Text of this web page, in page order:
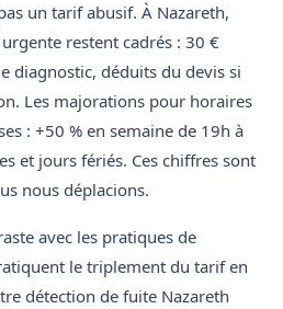
un tarif abusif. À Nazareth,
restent cadrés : 30 €
diagnostic, déduits du devis si
Les majorations pour horaires
: +50 % en semaine de 19h à
et jours fériés. Ces chiffres sont
nous déplacions.
avec les pratiques de
le triplement du tarif en
détection de fuite Nazareth